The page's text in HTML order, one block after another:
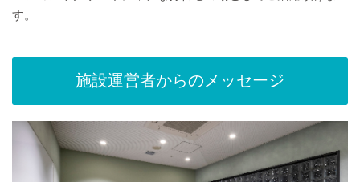
す。
施設運営者からのメッセージ